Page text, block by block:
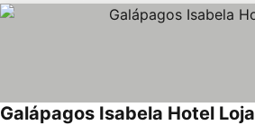
Galápagos Isabela Hotel Loja